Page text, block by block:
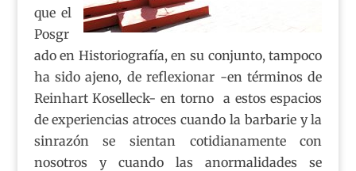
que el
Posgr
ado en Historiografía, en su conjunto, tampoco
ha sido ajeno, de reflexionar -en términos de
Reinhart Koselleck- en torno a estos espacios
de experiencias atroces cuando la barbarie y la
sinrazón se sientan cotidianamente con
nosotros y cuando las anormalidades se